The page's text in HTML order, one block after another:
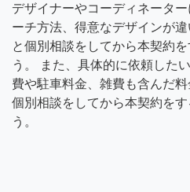
デザイナーやコーディネータ
ーチ方法、得意なデザインが
と個別相談をしてから本契約
う。 また、具体的に依頼した
費や駐車料金、雑費も含んだ
個別相談をしてから本契約を
う。